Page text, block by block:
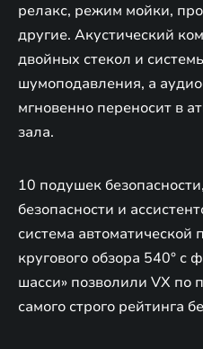
релакс, режим мойки,
другие. Акустический
двойных стекол и
шумоподавления, а
мгновенно переносит в
зала.
10 подушек
безопасности и
система автоматической
кругового обзора 540° с
шасси» позволили VX по
самого строго рейтинга